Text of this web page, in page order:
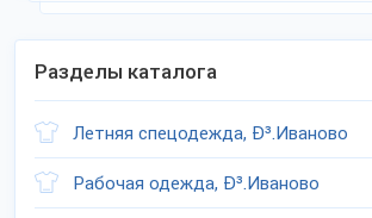
Разделы каталога
Летняя спецодежда, Ð³.Иваново
Рабочая одежда, Ð³.Иваново